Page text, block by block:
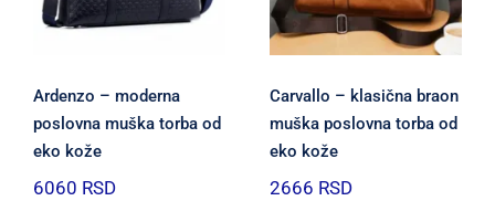
Ardenzo – moderna
poslovna muška torba od
eko kože
6060 RSD
Carvallo – klasična braon
muška poslovna torba od
eko kože
2666 RSD